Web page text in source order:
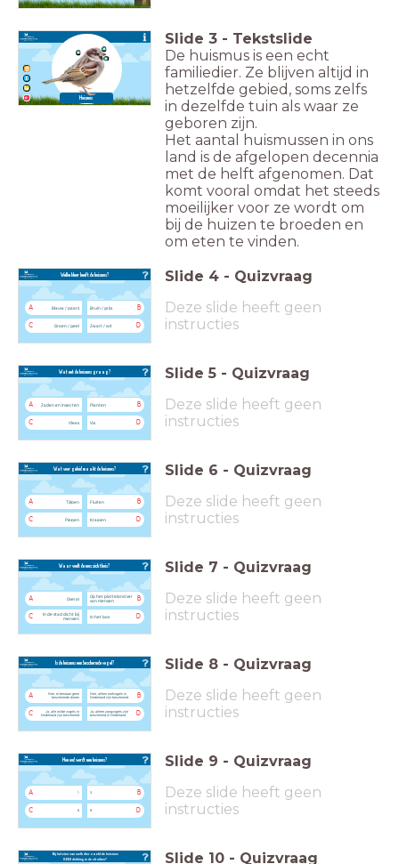
Huismus
Slide 3 - Tekstslide
De huismus is een echt
familiedier. Ze blijven altijd in
hetzelfde gebied, soms zelfs
in dezelfde tuin als waar ze
geboren zijn.
Het aantal huismussen in ons
land is de afgelopen decennia
met de helft afgenomen. Dat
komt vooral omdat het steeds
moeilijker voor ze wordt om
bij de huizen te broeden en
om eten te vinden.
Welke kleur heeft de huismus?
A Blauw / paars B
Bruin / grijs
C Groen / geel D
Zwart / wit
Slide 4 - Quizvraag
Deze slide heeft geen
instructies
Wat eet de huismus graag?
A Zaden en insecten B
Planten
C Vlees D
Vis
Slide 5 - Quizvraag
Deze slide heeft geen
instructies
Wat voor geluid maakt de huismus?
A Tjilpen B
Fluiten
C Piepen D
Kraaien
Slide 6 - Quizvraag
Deze slide heeft geen
instructies
Waar voelt de mus zich thuis?
A Overal B
Op het platteland ver
van mensen
C
In de stad dicht bij
mensen
D
In het bos
Slide 7 - Quizvraag
Deze slide heeft geen
instructies
Is de huismus een beschermde vogel?
A
Nee, er bestaan geen
beschermde dieren
B
Nee, alleen roofvogels in
Nederland zijn beschermd.
C
Ja, alle wilde vogels in
Nederland zijn beschermd
D
Ja, alleen zangvogels zijn
beschermd in Nederland
Slide 8 - Quizvraag
Deze slide heeft geen
instructies
Hoe oud wordt een huismus?
A 1 B
3
C 6 D
9
Slide 9 - Quizvraag
Deze slide heeft geen
instructies
Bij het zien van welk dier zoektde huismus
GEEN dekking in de struiken?
Slide 10 - Quizvraag